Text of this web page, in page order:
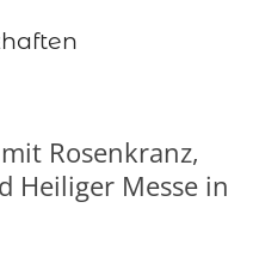
Rosenkranz,
Heiliger Messe in